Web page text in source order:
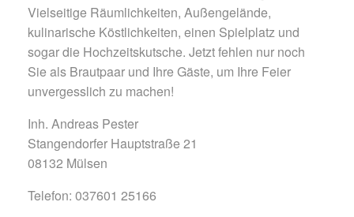
Vielseitige Räumlichkeiten, Außengelände,
kulinarische Köstlichkeiten, einen Spielplatz und
sogar die Hochzeitskutsche. Jetzt fehlen nur noch
Sie als Brautpaar und Ihre Gäste, um Ihre Feier
unvergesslich zu machen!
Inh. Andreas Pester
Stangendorfer Hauptstraße 21
08132 Mülsen
Telefon: 037601 25166